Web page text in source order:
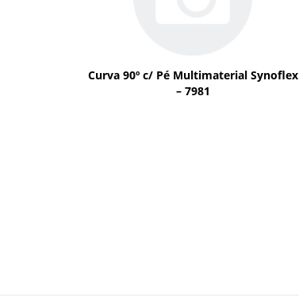
Curva 90º c/ Pé Multimaterial Synoflex
– 7981